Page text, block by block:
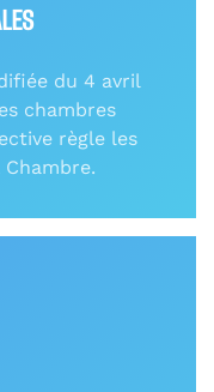
du 4 avril
chambres
règle les